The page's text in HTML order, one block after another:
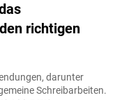
richtigen
darunter
Schreibarbeiten.